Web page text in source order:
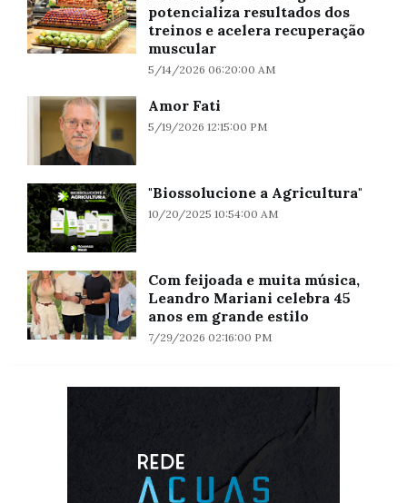
potencializa resultados dos
treinos e acelera recuperação
muscular
5/14/2026 06:20:00 AM
Amor Fati
5/19/2026 12:15:00 PM
"Biossolucione a Agricultura"
10/20/2025 10:54:00 AM
Com feijoada e muita música,
Leandro Mariani celebra 45
anos em grande estilo
7/29/2026 02:16:00 PM